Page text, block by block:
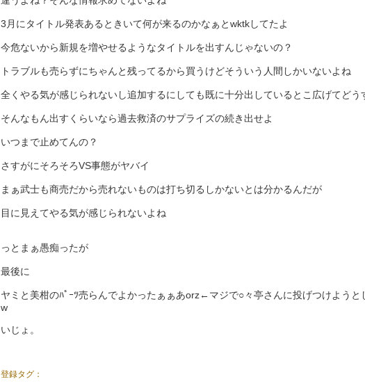
3月にタイトル発表あるときいて何が来るのかなぁとwktkしてたよ
今危ないから新規を増やせるようなタイトルを出すんじゃないの？
トラブルも売らずにちゃんと残ってるから買うけどそういう人間しかいないよね
全くやる気が感じられないし追加するにしても既に十分出しているとこ広げてどう
そんなもん出すくらいなら過去救済のサプライズの続き出せよ
いつまで止めてんの？
さすがにそろそろVS事態がヤバイ
まぁ武士も商売だから売れないものは打ち切るしかないとは分かるんだが
目に見えてやる気が感じられないよね
っとまぁ愚痴ったが
最後に
ヤミと美柑のﾊﾟｰﾂ売らんでよかったぁぁあorz←マジで○々亭さんに投げつけようと
w
いじょ。
登録タグ：